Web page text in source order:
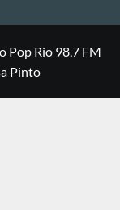
Pop Rio 98,7 FM
Pinto